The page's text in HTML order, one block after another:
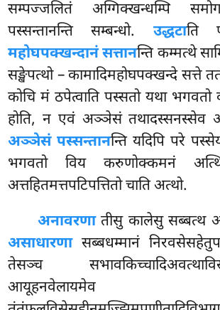
सम्पज्जलितं अग्गिक्खन्धम्पि
पस्सन्तानन्ति सम्बन्धो. उद्धटाति
महोघपक्खन्दानं सत्तानन्ति कम्मत्थे
सङ्खेपत्थो – कामादिमहोघपक्खन्दे सत्ते
कोचि मं ठपेत्वाति पस्सतो यथा
होति, न एवं अञ्ञेसं तथादस्सनस्सेव
अञ्ञेसं पस्सन्तानन्ति यदिपि परे
भगवतो विय करुणोक्कमनं अत्थि
अत्तहितमत्तपटिपत्तितो चाति अत्थो.
अनावरणातीसु कालेसु सब्बत्थ
असाधारणासब्बधम्मानं
तेसञ्च
आयूहनवेलायमेव